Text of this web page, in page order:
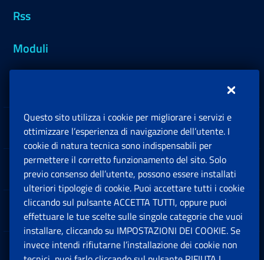
Rss
Moduli
Sedi e Contatti
Software
Note Legali
App mobile
Questo sito utilizza i cookie per migliorare i servizi e
ottimizzare l’esperienza di navigazione dell’utente. I
cookie di natura tecnica sono indispensabili per
permettere il corretto funzionamento del sito. Solo
previo consenso dell’utente, possono essere installati
ulteriori tipologie di cookie. Puoi accettare tutti i cookie
cliccando sul pulsante ACCETTA TUTTI, oppure puoi
effettuare le tue scelte sulle singole categorie che vuoi
installare, cliccando su IMPOSTAZIONI DEI COOKIE. Se
invece intendi rifiutarne l’installazione dei cookie non